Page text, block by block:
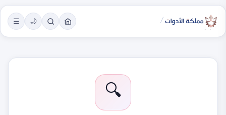
/
🌙
☰
🔍